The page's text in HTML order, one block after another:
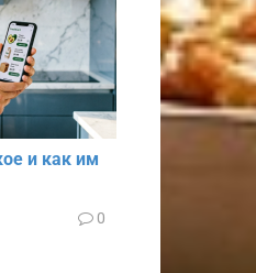
и как им
0